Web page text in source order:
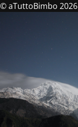
© aTuttoBimbo 2026